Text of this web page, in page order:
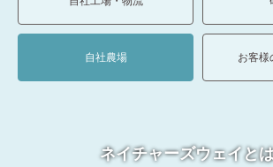
自社農場 お客様
ネイチャーズウェイと